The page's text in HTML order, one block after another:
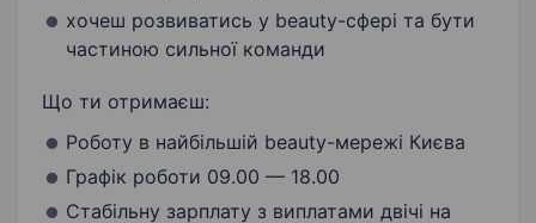
хочеш розвиватись у beauty-сфері та бути
частиною сильної команди
Що ти отримаєш:
Роботу в найбільшій beauty-мережі Києва
Графік роботи 09.00 — 18.00
Стабільну зарплату з виплатами двічі на